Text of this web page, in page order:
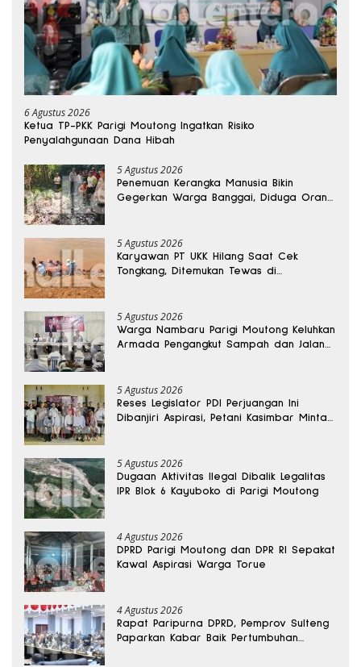
6 Agustus 2026
Ketua TP-PKK Parigi Moutong Ingatkan Risiko
Penyalahgunaan Dana Hibah
5 Agustus 2026
Penemuan Kerangka Manusia Bikin
Gegerkan Warga Banggai, Diduga Orang
5 Agustus 2026
Karyawan PT UKK Hilang Saat Cek
Tongkang, Ditemukan Tewas di
5 Agustus 2026
Warga Nambaru Parigi Moutong Keluhkan
Armada Pengangkut Sampah dan Jalan
5 Agustus 2026
Reses Legislator PDI Perjuangan Ini
Dibanjiri Aspirasi, Petani Kasimbar Minta
5 Agustus 2026
Dugaan Aktivitas Ilegal Dibalik Legalitas
IPR Blok 6 Kayuboko di Parigi Moutong
4 Agustus 2026
DPRD Parigi Moutong dan DPR RI Sepakat
Kawal Aspirasi Warga Torue
4 Agustus 2026
Rapat Paripurna DPRD, Pemprov Sulteng
Paparkan Kabar Baik Pertumbuhan